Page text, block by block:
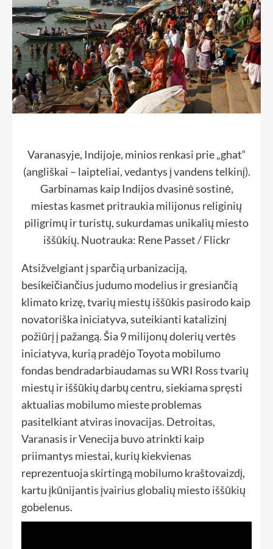
Varanasyje, Indijoje, minios renkasi prie „ghat“
(angliškai – laipteliai, vedantys į vandens telkinį).
Garbinamas kaip Indijos dvasinė sostinė,
miestas kasmet pritraukia milijonus religinių
piligrimų ir turistų, sukurdamas unikalių miesto
iššūkių. Nuotrauka: Rene Passet / Flickr
Atsižvelgiant į sparčią urbanizaciją,
besikeičiančius judumo modelius ir gresiančią
klimato krizę, tvarių miestų iššūkis pasirodo kaip
novatoriška iniciatyva, suteikianti katalizinį
požiūrį į pažangą. Šia 9 milijonų dolerių vertės
iniciatyva, kurią pradėjo Toyota mobilumo
fondas bendradarbiaudamas su WRI Ross tvarių
miestų ir iššūkių darbų centru, siekiama spręsti
aktualias mobilumo mieste problemas
pasitelkiant atviras inovacijas. Detroitas,
Varanasis ir Venecija buvo atrinkti kaip
priimantys miestai, kurių kiekvienas
reprezentuoja skirtingą mobilumo kraštovaizdį,
kartu įkūnijantis įvairius globalių miesto iššūkių
gobelenus.